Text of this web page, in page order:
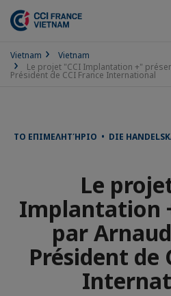
Vietnam
Vietnam
Le projet "CCI Implantation +"
Président de CCI France International
ΤΟ ΕΠΙΜΕΛΗΤΉΡΙΟ • DIE
Le
Implantation
par
Président de